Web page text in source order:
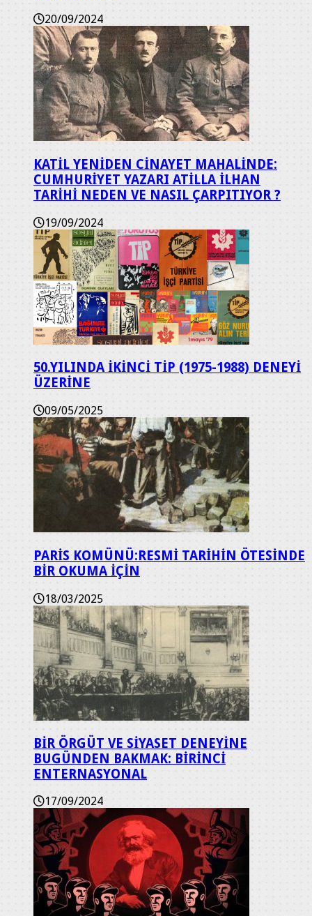
20/09/2024
KATİL YENİDEN CİNAYET MAHALİNDE:
CUMHURİYET YAZARI ATİLLA İLHAN
TARİHİ NEDEN VE NASIL ÇARPITIYOR ?
19/09/2024
50.YILINDA İKİNCİ TİP (1975-1988) DENEYİ
ÜZERİNE
09/05/2025
PARİS KOMÜNÜ:RESMİ TARİHİN ÖTESİNDE
BİR OKUMA İÇİN
18/03/2025
BİR ÖRGÜT VE SİYASET DENEYİNE
BUGÜNDEN BAKMAK: BİRİNCİ
ENTERNASYONAL
17/09/2024